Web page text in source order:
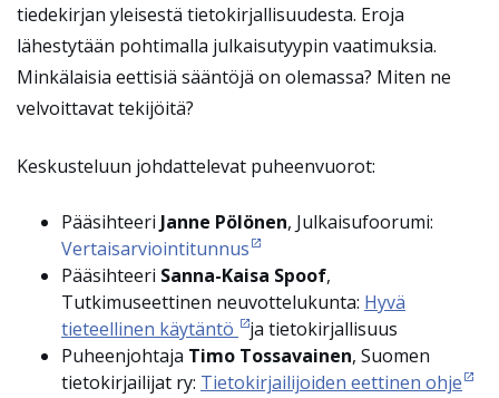
tiedekirjan yleisestä tietokirjallisuudesta. Eroja
lähestytään pohtimalla julkaisutyypin vaatimuksia.
Minkälaisia eettisiä sääntöjä on olemassa? Miten ne
velvoittavat tekijöitä?
Keskusteluun johdattelevat puheenvuorot:
Pääsihteeri Janne Pölönen, Julkaisufoorumi:
Vertaisarviointitunnus
Pääsihteeri Sanna-Kaisa Spoof,
Tutkimuseettinen neuvottelukunta: Hyvä
tieteellinen käytäntö
ja tietokirjallisuus
Puheenjohtaja Timo Tossavainen, Suomen
tietokirjailijat ry: Tietokirjailijoiden eettinen ohje